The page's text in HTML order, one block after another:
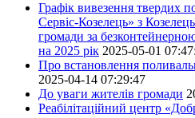
Графік вивезення твердих
Сервіс-Козелець» з
громади за
на 2025 рік 2025-05-01
Про встановлення
2025-04-14 07:29:47
До уваги жителів громади
Реабілітаційний центр